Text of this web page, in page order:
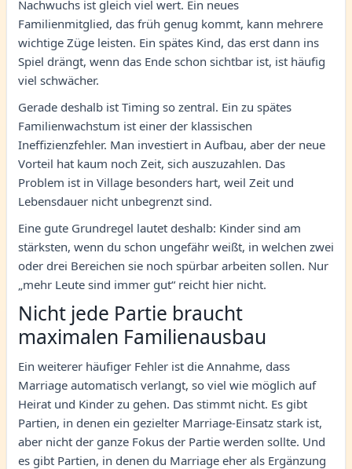
Nachwuchs ist gleich viel wert. Ein neues
Familienmitglied, das früh genug kommt, kann mehrere
wichtige Züge leisten. Ein spätes Kind, das erst dann ins
Spiel drängt, wenn das Ende schon sichtbar ist, ist häufig
viel schwächer.
Gerade deshalb ist Timing so zentral. Ein zu spätes
Familienwachstum ist einer der klassischen
Ineffizienzfehler. Man investiert in Aufbau, aber der neue
Vorteil hat kaum noch Zeit, sich auszuzahlen. Das
Problem ist in Village besonders hart, weil Zeit und
Lebensdauer nicht unbegrenzt sind.
Eine gute Grundregel lautet deshalb: Kinder sind am
stärksten, wenn du schon ungefähr weißt, in welchen zwei
oder drei Bereichen sie noch spürbar arbeiten sollen. Nur
„mehr Leute sind immer gut“ reicht hier nicht.
Nicht jede Partie braucht
maximalen Familienausbau
Ein weiterer häufiger Fehler ist die Annahme, dass
Marriage automatisch verlangt, so viel wie möglich auf
Heirat und Kinder zu gehen. Das stimmt nicht. Es gibt
Partien, in denen ein gezielter Marriage-Einsatz stark ist,
aber nicht der ganze Fokus der Partie werden sollte. Und
es gibt Partien, in denen du Marriage eher als Ergänzung